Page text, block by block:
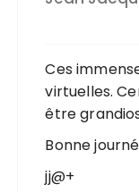
Ces
virtuelles.
être
Bonne
jj@+